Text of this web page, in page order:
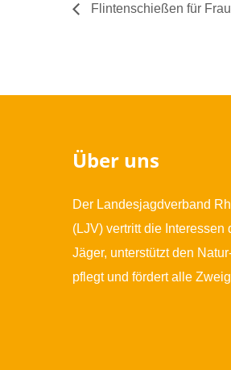
Flintenschießen für
Über uns
Der Landesjagdverband
(LJV) vertritt die Interessen
Jäger, unterstützt den
pflegt und fördert alle